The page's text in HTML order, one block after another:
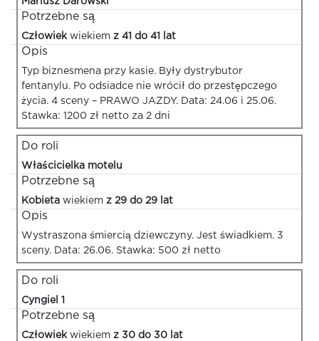
Potrzebne są
Człowiekwiekiem z 41 do 41 lat
Opis
Typ biznesmena przy kasie. Były dystrybutor
fentanylu. Po odsiadce nie wrócił do przestępczego
życia. 4 sceny – PRAWO JAZDY. Data: 24.06 i 25.06.
Stawka: 1200 zł netto za 2 dni
Do roli
Właścicielka motelu
Potrzebne są
Kobieta wiekiem z 29 do 29 lat
Opis
Wystraszona śmiercią dziewczyny. Jest świadkiem. 3
sceny. Data: 26.06. Stawka: 500 zł netto
Do roli
Cyngiel 1
Potrzebne są
Człowiekwiekiem z 30 do 30 lat